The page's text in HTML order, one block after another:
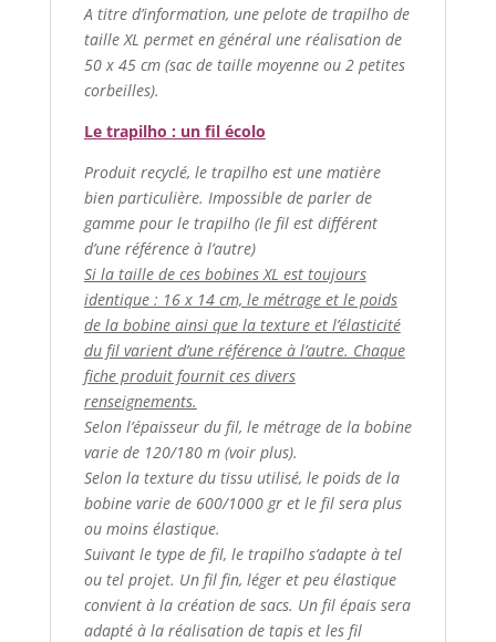
A titre d’information, une pelote de trapilho de
taille XL permet en général une réalisation de
50 x 45 cm (sac de taille moyenne ou 2 petites
corbeilles).
Le trapilho : un fil écolo
Produit recyclé, le trapilho est une matière
bien particulière. Impossible de parler de
gamme pour le trapilho (le fil est différent
d’une référence à l’autre)
Si la taille de ces bobines XL est toujours
identique : 16 x 14 cm, le métrage et le poids
de la bobine ainsi que la texture et l’élasticité
du fil varient d’une référence à l’autre. Chaque
fiche produit fournit ces divers
renseignements.
Selon l’épaisseur du fil, le métrage de la bobine
varie de 120/180 m (voir plus).
Selon la texture du tissu utilisé, le poids de la
bobine varie de 600/1000 gr et le fil sera plus
ou moins élastique.
Suivant le type de fil, le trapilho s’adapte à tel
ou tel projet. Un fil fin, léger et peu élastique
convient à la création de sacs. Un fil épais sera
adapté à la réalisation de tapis et les fil